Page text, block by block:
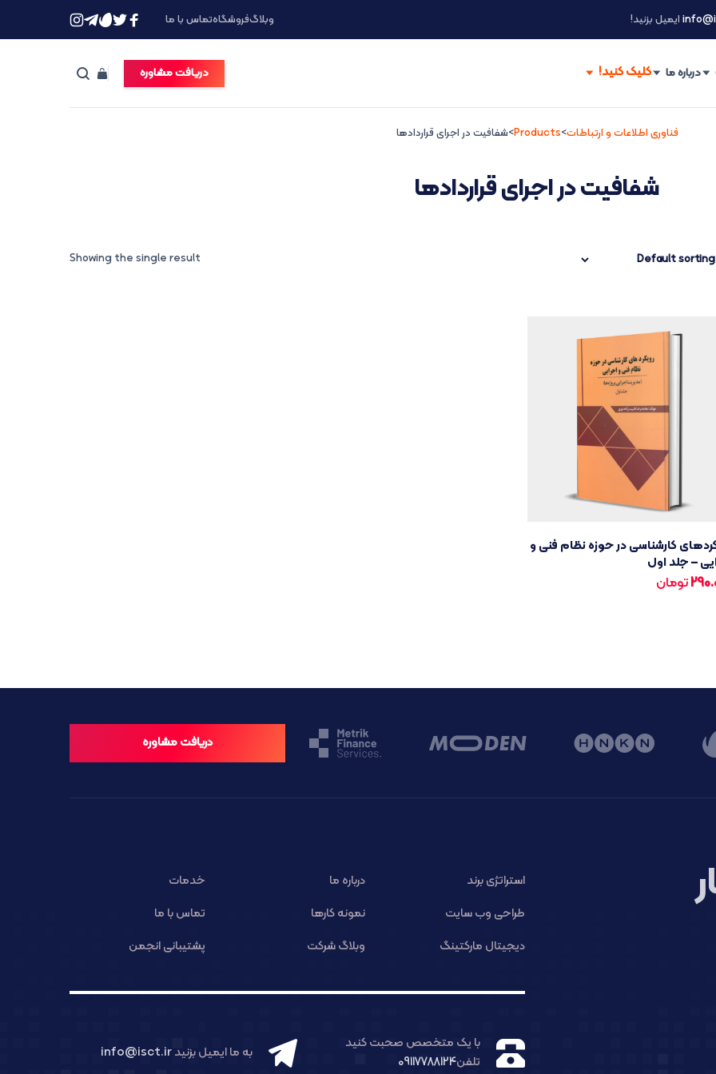
ایمیل بزنید! وبلاگفروشگاهتماس با ما
درباره ما دریافت مشاوره
فناوری اطلاعات و ارتباطات>
Products
>شفافیت در اجرای قراردادها
شفافیت در اجرای قراردادها
Showing the single result
کارشناسی در حوزه نظام فنی و
– جلد اول
تومان
دریافت مشاوره
استراتژی برند درباره ما
خدمات
طراحی وب سایت
نمونه کارها
تماس با ما
دیجیتال مارکتینگ
وبلاگ شرکت پشتیبانی انجمن
با یک متخصص صحبت کنید
تلفن09117788124
به ما ایمیل بزنیدinfo@isct.ir